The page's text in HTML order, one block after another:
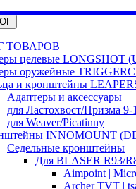
ТОВАРОВ
целевые LONGSHOT
оружейные
и кронштейны
Адаптеры и аксессуары
для Ластохвост/Призма
для Weaver/Picatinny
INNOMOUNT
Седельные кронштейны
Для BLASER R93/
Aimpoint |
Archer TVT |